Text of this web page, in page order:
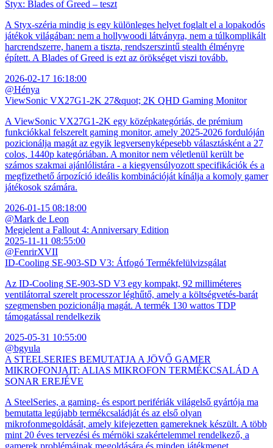
Styx: Blades of Greed – teszt
A Styx-széria mindig is egy különleges helyet foglalt el a lopakodós
játékok világában: nem a hollywoodi látványra, nem a túlkomplikált
harcrendszerre, hanem a tiszta, rendszerszintű stealth élményre
épített. A Blades of Greed is ezt az örökséget viszi tovább.
2026-02-17 16:18:00
@Hénya
ViewSonic VX27G1-2K 27&quot; 2K QHD Gaming Monitor
A ViewSonic VX27G1-2K egy középkategóriás, de prémium
funkciókkal felszerelt gaming monitor, amely 2025-2026 fordulóján
pozicionálja magát az egyik legversenyképesebb választásként a 27
colos, 1440p kategóriában. A monitor nem véletlenül került be
számos szakmai ajánlólistára - a kiegyensúlyozott specifikációk és a
megfizethető árpozíció ideális kombinációját kínálja a komoly gamer
játékosok számára.
2026-01-15 08:18:00
@Mark de Leon
Megjelent a Fallout 4: Anniversary Edition
2025-11-11 08:55:00
@FenrirXVII
ID-Cooling SE-903-SD V3: Átfogó Termékfelülvizsgálat
Az ID-Cooling SE-903-SD V3 egy kompakt, 92 milliméteres
ventilátorral szerelt processzor léghűtő, amely a költségvetés-barát
szegmensben pozicionálja magát. A termék 130 wattos TDP
támogatással rendelkezik
2025-05-31 10:55:00
@bgyula
A STEELSERIES BEMUTATJA A JÖVŐ GAMER
MIKROFONJAIT: ALIAS MIKROFON TERMÉKCSALÁD A
SONAR EREJÉVE
A SteelSeries, a gaming- és esport perifériák világelső gyártója ma
bemutatta legújabb termékcsaládját és az első olyan
mikrofonmegoldását, amely kifejezetten gamereknek készült. A több
mint 20 éves tervezési és mérnöki szakértelemmel rendelkező, a
gamerek problémáinak megoldására és minden játékmenet